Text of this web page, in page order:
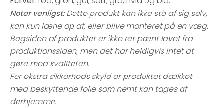
Noter venligst:Dette produkt kan ikke stå af sig selv,
kan kun læne op af, eller blive monteret på en væg.
Bagsiden af produktet er ikke ret pænt lavet fra
produktionssiden, men det har heldigvis intet at
gøre med kvaliteten.
For ekstra sikkerheds skyld er produktet dækket
med beskyttende folie som nemt kan tages af
derhjemme.